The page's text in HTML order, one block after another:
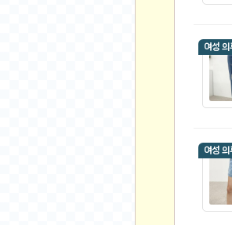
여성 의
여성 의
빨간 사과
알리 15.6 인
하이트 제로
BEELINK 비
수박바 제로
AJAZZ AK35I